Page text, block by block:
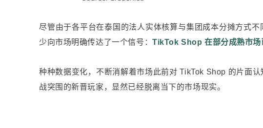
尽管由于各平台在泰国的法人实体核算与集团成本分摊方式
少向市场明确传达了一个信号：TikTok Shop 在部分成熟市场
种种数据变化，不断消解着市场此前对 TikTok Shop 的片面
战突围的新晋玩家，显然已经脱离当下的市场现实。